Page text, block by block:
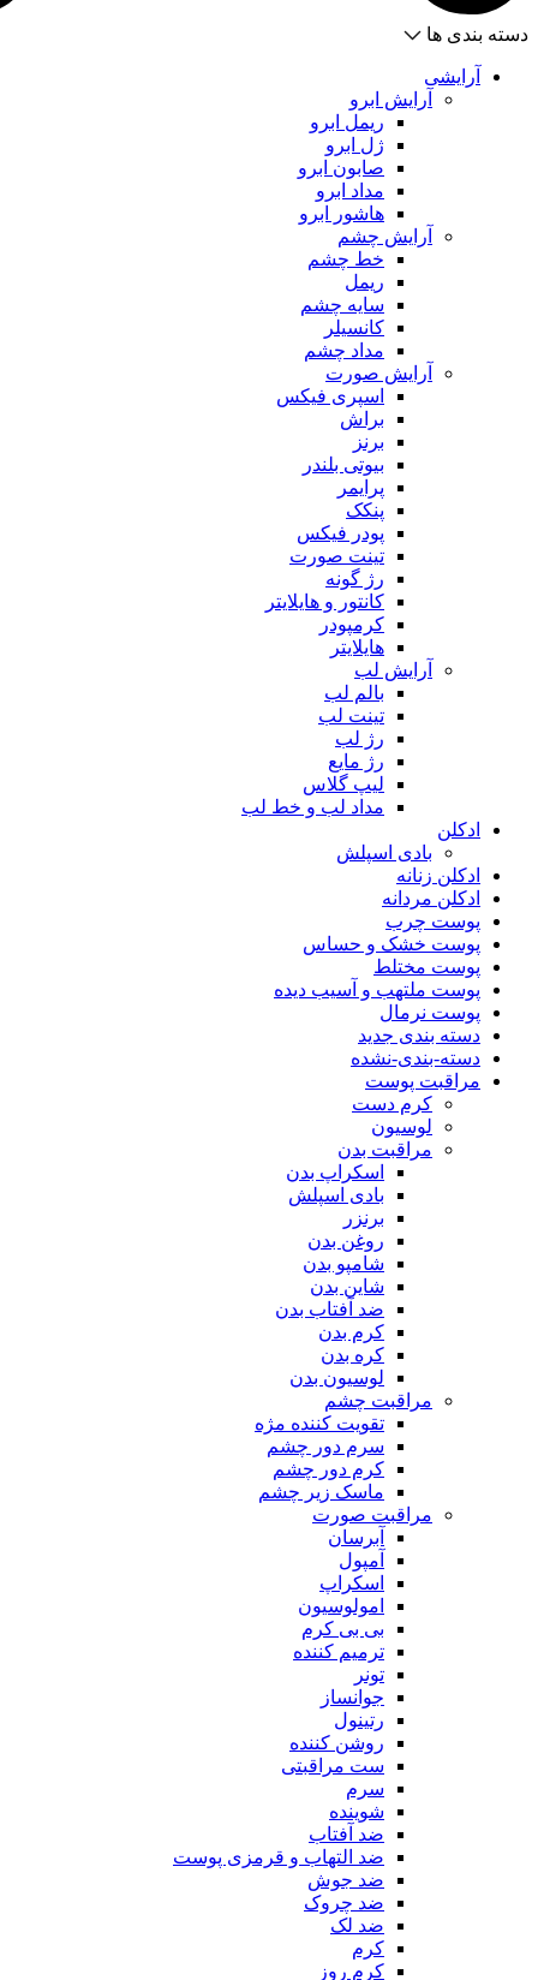
دسته بندی ها
آرایشی
آرایش ابرو
ریمل ابرو
ژل ابرو
صابون ابرو
مداد ابرو
هاشور ابرو
آرایش چشم
خط چشم
ریمل
سایه چشم
کانسیلر
مداد چشم
آرایش صورت
اسپری فیکس
براش
برنز
بیوتی بلندر
پرایمر
پنکک
پودر فیکس
تینت صورت
رژ گونه
کانتور و هایلایتر
کرمپودر
هایلایتر
آرایش لب
بالم لب
تینت لب
رژ لب
رژ مایع
لیپ گلاس
مداد لب و خط لب
ادکلن
بادی اسپلش
ادکلن زنانه
ادکلن مردانه
پوست چرب
پوست خشک و حساس
پوست مختلط
پوست ملتهب و آسیب دیده
پوست نرمال
دسته بندی جدید
دسته-بندی-نشده
مراقبت پوست
کرم دست
لوسیون
مراقبت بدن
اسکراپ بدن
بادی اسپلش
برنزر
روغن بدن
شامپو بدن
شاین بدن
ضد آفتاب بدن
کرم بدن
کره بدن
لوسیون بدن
مراقبت چشم
تقویت کننده مژه
سرم دور چشم
کرم دور چشم
ماسک زیر چشم
مراقبت صورت
آبرسان
آمپول
اسکراپ
امولوسیون
بی بی کرم
ترمیم کننده
تونر
جوانساز
رتینول
روشن کننده
ست مراقبتی
سرم
شوینده
ضد آفتاب
ضد التهاب و قرمزی پوست
‌ضد جوش
ضد چروک
ضد لک
کرم
کرم روز